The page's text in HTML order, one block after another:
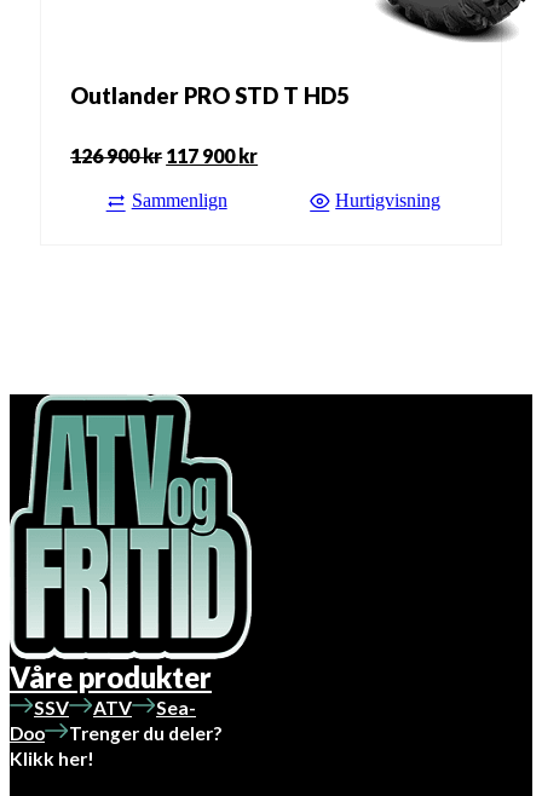
Outlander PRO STD T HD5
126 900kr
pris
117 900kr
Sammenlign Hurtigvisning
Våre produkter
SSV ATV
Sea-
Doo
Trenger du deler?
Klikk her!